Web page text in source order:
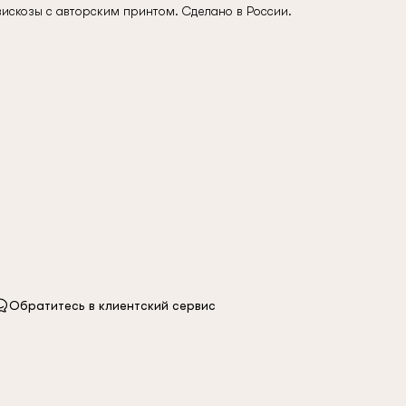
с авторским принтом. Сделано в России.
Обратитесь в клиентский сервис